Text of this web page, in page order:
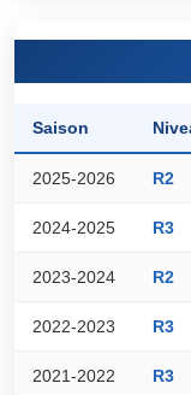
Saison
2025-2026 R2
2024-2025 R3
2023-2024 R2
2022-2023 R3
2021-2022 R3